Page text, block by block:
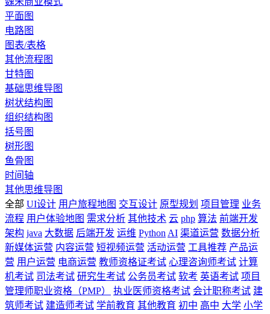
平面图
电路图
图表/表格
其他流程图
甘特图
基础思维导图
树状结构图
组织结构图
括号图
树形图
鱼骨图
时间轴
其他思维导图
全部 UI设计 用户旅程地图 交互设计 原型规划 项目管理 业务
流程 用户体验地图 需求分析 其他技术 云 php 算法 前端开发
架构 java 大数据 后端开发 运维 Python AI 渠道运营 数据分析
新媒体运营 内容运营 短视频运营 活动运营 工具推荐 产品运
营 用户运营 电商运营 教师资格证考试 心理咨询师考试 计算
机考试 司法考试 研究生考试 公务员考试 软考 英语考试 项目
管理师职业资格（PMP）
执业医师资格考试 会计职称考试 建
筑师考试 建造师考试 学前教育 其他教育 初中 高中 大学 小学